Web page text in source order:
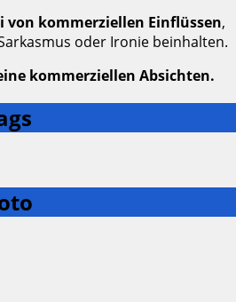
von kommerziellen Einflüssen,
oder Ironie beinhalten.
kommerziellen Absichten.